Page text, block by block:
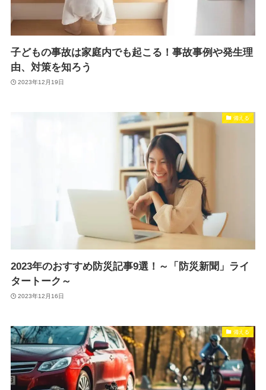
子どもの事故は家庭内でも起こる！事故事例や発生理
由、対策を知ろう
2023年12月19日
備える
2023年のおすすめ防災記事9選！～「防災新聞」ライ
タートーク～
2023年12月16日
備える